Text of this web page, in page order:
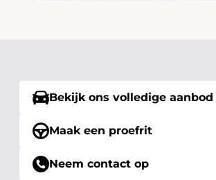
Bekijk ons volledige aanbod
Maak een proefrit
Neem contact op